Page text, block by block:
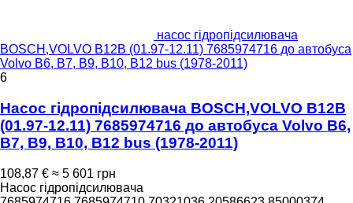
насос гідропідсилювача
BOSCH,VOLVO B12B (01.97-12.11) 7685974716 до автобуса
Volvo B6, B7, B9, B10, B12 bus (1978-2011)
6
Насос гідропідсилювача BOSCH,VOLVO B12B
(01.97-12.11) 7685974716 до автобуса Volvo B6,
B7, B9, B10, B12 bus (1978-2011)
108,87 € ≈ 5 601 грн
Насос гідропідсилювача